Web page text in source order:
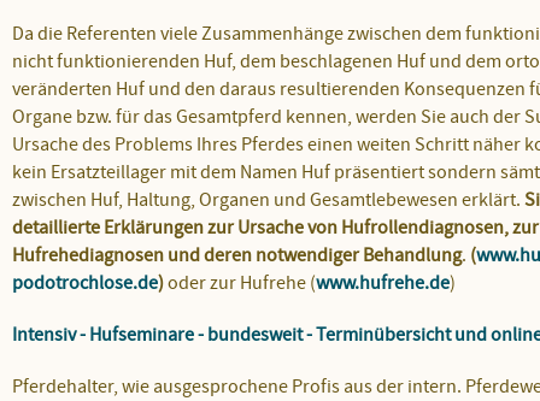
Da die Referenten viele Zusammenhänge zwischen dem
nicht funktionierenden Huf, dem beschlagenen Huf und dem
veränderten Huf und den daraus resultierenden Konsequenzen
Organe bzw. für das Gesamtpferd kennen, werden Sie auch der
Ursache des Problems Ihres Pferdes einen weiten Schritt näher
kein Ersatzteillager mit dem Namen Huf präsentiert sondern
zwischen Huf, Haltung, Organen und Gesamtlebewesen erklärt.
detaillierte Erklärungen zur Ursache von Hufrollendiagnosen,
Hufrehediagnosen und deren notwendiger Behandlung. (
podotrochlose.de)oder zur Hufrehe (www.hufrehe.de)
Intensiv - Hufseminare - bundesweit - Terminübersicht und
Pferdehalter, wie ausgesprochene Profis aus der intern.